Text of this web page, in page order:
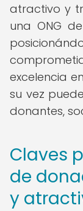
atractivo y
una ONG
excelencia
su vez
donantes,
Claves
de
y